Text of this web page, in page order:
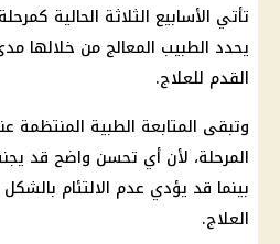
تأتي الأسابيع الثلاثة الحالية
يحدد الطبيب المعالج من خلالها
القدم للعلاج.
وتبقى المتابعة الطبية المنتظمة
المرحلة، لأن أي تحسن واضح قد
بينما قد يؤدي عدم الالتئام
العلاج.